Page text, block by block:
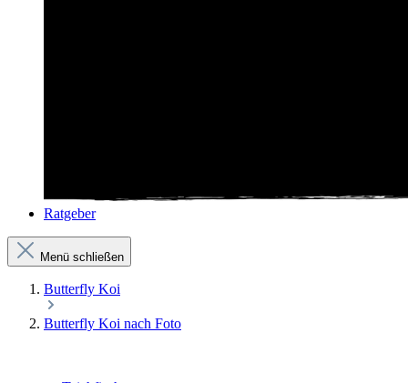
Ratgeber
Menü schließen
Butterfly Koi
Butterfly Koi nach Foto